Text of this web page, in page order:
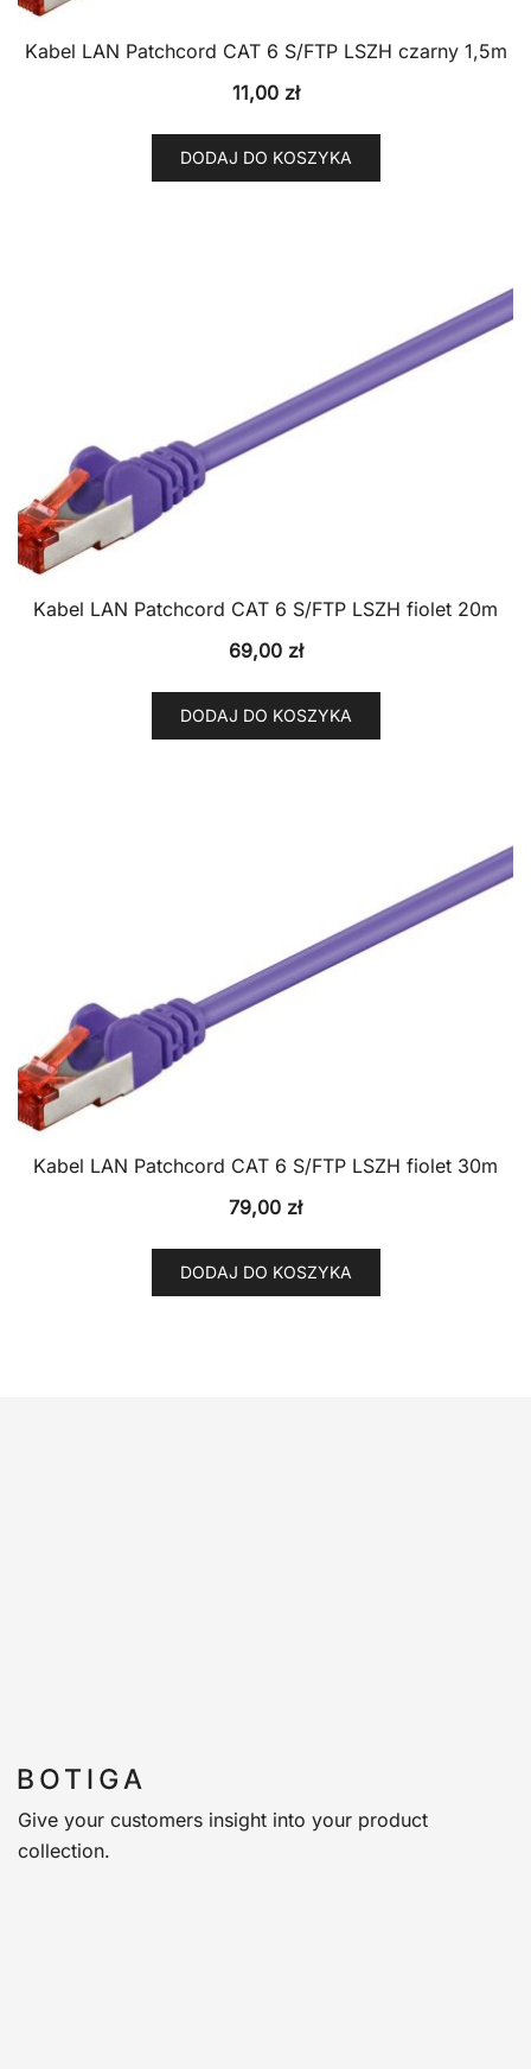
Kabel LAN Patchcord CAT 6 S/FTP LSZH czarny 1,5m
11,00 zł
DODAJ DO KOSZYKA
Kabel LAN Patchcord CAT 6 S/FTP LSZH fiolet 20m
69,00 zł
DODAJ DO KOSZYKA
Kabel LAN Patchcord CAT 6 S/FTP LSZH fiolet 30m
79,00 zł
DODAJ DO KOSZYKA
Give your customers insight into your product
collection.